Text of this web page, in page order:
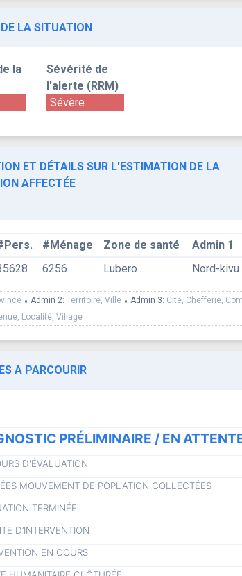
LA SITUATION
la
Sévérité de
l'alerte (RRM)
Sévère
ET DÉTAILS SUR L'ESTIMATION DE LA
AFFECTÉE
#Ménage Zone de santé Admin 1
6256 Lubero Nord-kivu
• Admin 2: Territoire, Ville • Admin 3: Cité, Chefferie,
Localité, Village
A PARCOURIR
PRÉLIMINAIRE / EN
D'ÉVALUATION
MOUVEMENT DE POPLATION COLLECTÉES
TERMINÉE
D’INTERVENTION
EN COURS